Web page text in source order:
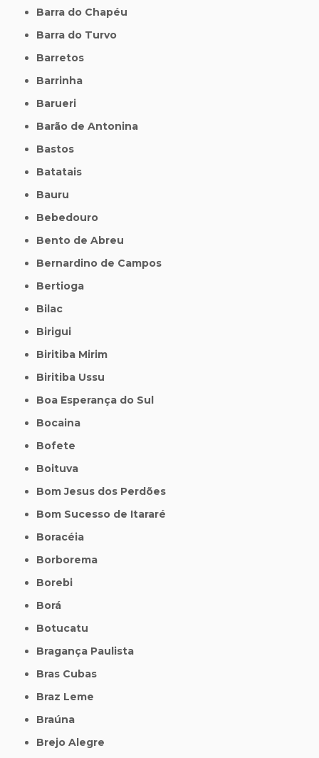
Barra do Chapéu
Barra do Turvo
Barretos
Barrinha
Barueri
Barão de Antonina
Bastos
Batatais
Bauru
Bebedouro
Bento de Abreu
Bernardino de Campos
Bertioga
Bilac
Birigui
Biritiba Mirim
Biritiba Ussu
Boa Esperança do Sul
Bocaina
Bofete
Boituva
Bom Jesus dos Perdões
Bom Sucesso de Itararé
Boracéia
Borborema
Borebi
Borá
Botucatu
Bragança Paulista
Bras Cubas
Braz Leme
Braúna
Brejo Alegre